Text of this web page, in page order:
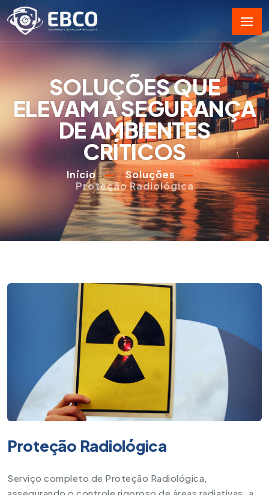
SOLUÇÕES QUE
ELEVAM A SEGURANÇA
DE AMBIENTES
CRÍTICOS
Início
Soluções
Proteção Radiológica
Proteção Radiológica
Serviço completo de Proteção Radiológica,
assegurando o controle rigoroso de áreas radiativas, a